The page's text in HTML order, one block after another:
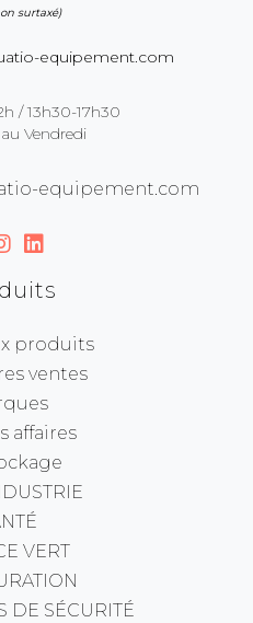
surtaxé)
equipement.com
/ 13h30-17h30
Vendredi
produits
ventes
affaires
VERT
DE SÉCURITÉ